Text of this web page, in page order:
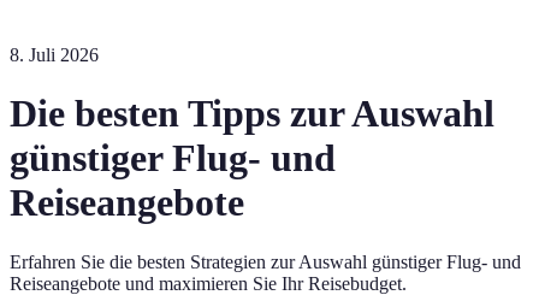
8. Juli 2026
Die besten Tipps zur Auswahl
günstiger Flug- und
Reiseangebote
Erfahren Sie die besten Strategien zur Auswahl günstiger Flug- und
Reiseangebote und maximieren Sie Ihr Reisebudget.